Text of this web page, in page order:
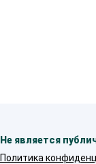
Не является
Политика